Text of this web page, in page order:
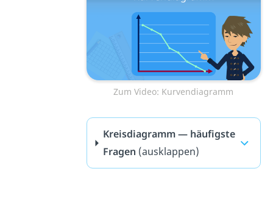
Zum Video: Kurvendiagramm
Kreisdiagramm — häufigste
Fragen (ausklappen)